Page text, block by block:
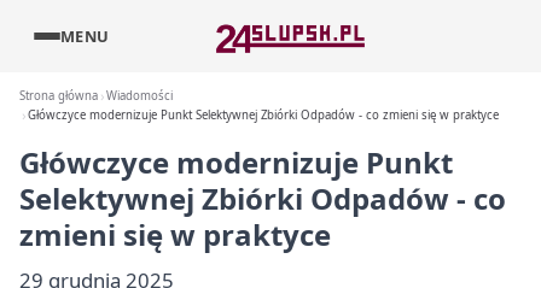
MENU
Strona główna Wiadomości
Główczyce modernizuje Punkt Selektywnej Zbiórki Odpadów - co zmieni się w praktyce
Główczyce modernizuje Punkt
Selektywnej Zbiórki Odpadów - co
zmieni się w praktyce
29 grudnia 2025